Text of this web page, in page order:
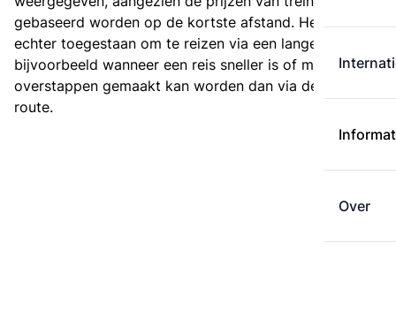
Over
gebaseerd worden op de kortste afstand. Het is
echter toegestaan om te reizen via een langere route,
bijvoorbeeld wanneer een reis sneller is of met minder
overstappen gemaakt kan worden dan via de kortste
route.